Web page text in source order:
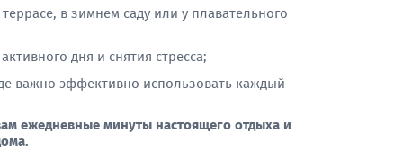
в зимнем саду или у плавательного
дня и снятия стресса;
важно эффективно использовать каждый
ежедневные минуты настоящего отдыха и